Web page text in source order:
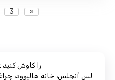
3 »
نمادهای LA Entertainment را کاوش کنید
لس آنجلس، خانه هالیوود،